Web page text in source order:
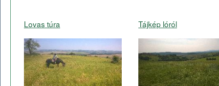
Lovas túra Tájkép lóról